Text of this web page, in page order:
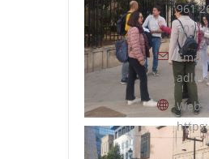
961
301
Email